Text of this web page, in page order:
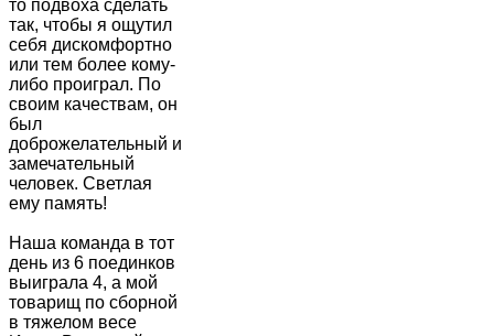
то подвоха сделать
так, чтобы я ощутил
себя дискомфортно
или тем более кому-
либо проиграл. По
своим качествам, он
был
доброжелательный и
замечательный
человек. Светлая
ему память!
Наша команда в тот
день из 6 поединков
выиграла 4, а мой
товарищ по сборной
в тяжелом весе